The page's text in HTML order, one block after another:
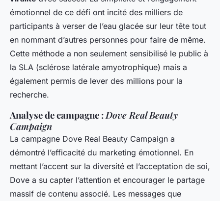
émotionnel de ce défi ont incité des milliers de
participants à verser de l’eau glacée sur leur tête tout
en nommant d’autres personnes pour faire de même.
Cette méthode a non seulement sensibilisé le public à
la SLA (sclérose latérale amyotrophique) mais a
également permis de lever des millions pour la
recherche.
Analyse de campagne :Dove Real Beauty
Campaign
La campagne Dove Real Beauty Campaign a
démontré l’efficacité du marketing émotionnel. En
mettant l’accent sur la diversité et l’acceptation de soi,
Dove a su capter l’attention et encourager le partage
massif de contenu associé. Les messages que